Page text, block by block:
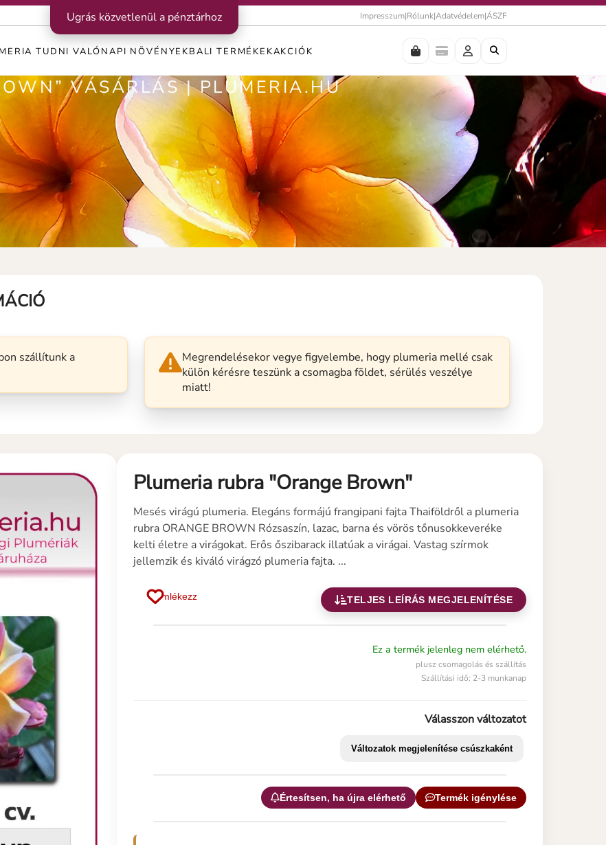
Impresszum|Rólunk|Adatvédelem|ÁSZF
TUDNI VALÓNAPI NÖVÉNYEKBALI TERMÉKEKAKCIÓK
VÁSÁRLÁS | PLUMERIA.HU
szállítunk a
Megrendelésekor vegye figyelembe, hogy plumeria mellé csak
külön kérésre teszünk a csomagba földet, sérülés veszélye
miatt!
Plumeria rubra "Orange Brown"
Mesés virágú plumeria. Elegáns formájú frangipani fajta Thaiföldről a plumeria
rubra ORANGE BROWN Rózsaszín, lazac, barna és vörös tőnusokkeveréke
kelti életre a virágokat. Erős őszibarack illatúak a virágai. Vastag szírmok
jellemzik és kiváló virágzó plumeria fajta. ...
Emlékezz TELJES LEÍRÁS MEGJELENÍTÉSE
Ez a termék jelenleg nem elérhető.
plusz csomagolás és szállítás
Szállítási idő: 2-3 munkanap
Válasszon változatot
Változatok megjelenítése csúszkaként
Értesítsen, ha újra elérhető Termék igénylése
Ugrás közvetlenül a pénztárhoz